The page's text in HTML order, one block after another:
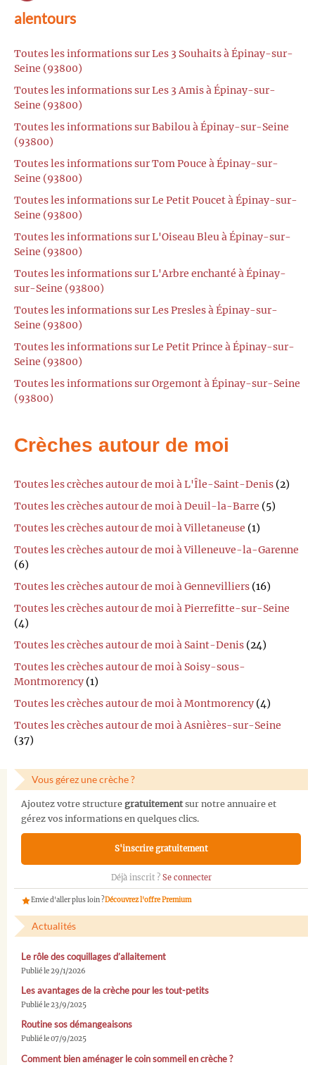
alentours
Toutes les informations sur Les 3 Souhaits à Épinay-sur-
Seine (93800)
Toutes les informations sur Les 3 Amis à Épinay-sur-
Seine (93800)
Toutes les informations sur Babilou à Épinay-sur-Seine
(93800)
Toutes les informations sur Tom Pouce à Épinay-sur-
Seine (93800)
Toutes les informations sur Le Petit Poucet à Épinay-sur-
Seine (93800)
Toutes les informations sur L'Oiseau Bleu à Épinay-sur-
Seine (93800)
Toutes les informations sur L'Arbre enchanté à Épinay-
sur-Seine (93800)
Toutes les informations sur Les Presles à Épinay-sur-
Seine (93800)
Toutes les informations sur Le Petit Prince à Épinay-sur-
Seine (93800)
Toutes les informations sur Orgemont à Épinay-sur-Seine
(93800)
Crèches autour de moi
Toutes les crèches autour de moi à L'Île-Saint-Denis (2)
Toutes les crèches autour de moi à Deuil-la-Barre (5)
Toutes les crèches autour de moi à Villetaneuse (1)
Toutes les crèches autour de moi à Villeneuve-la-Garenne
(6)
Toutes les crèches autour de moi à Gennevilliers (16)
Toutes les crèches autour de moi à Pierrefitte-sur-Seine
(4)
Toutes les crèches autour de moi à Saint-Denis (24)
Toutes les crèches autour de moi à Soisy-sous-
Montmorency (1)
Toutes les crèches autour de moi à Montmorency (4)
Toutes les crèches autour de moi à Asnières-sur-Seine
(37)
Vous gérez une crèche ?
Ajoutez votre structure gratuitementsur notre annuaire et
gérez vos informations en quelques clics.
S'inscrire gratuitement
Déjà inscrit ? Se connecter
Envie d'aller plus loin ?Découvrez l'offre Premium
Actualités
Le rôle des coquillages d’allaitement
Publié le 29/1/2026
Les avantages de la crèche pour les tout-petits
Publié le 23/9/2025
Routine sos démangeaisons
Publié le 07/9/2025
Comment bien aménager le coin sommeil en crèche ?